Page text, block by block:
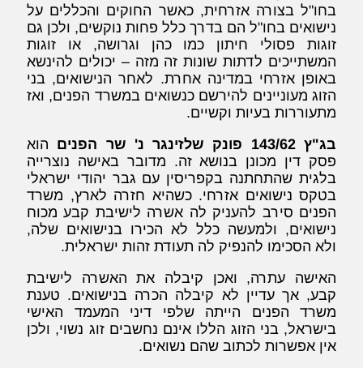
בחו"ל בצורה אזרחית, כאשר החוקים והכללים על
נישואים בחו"ל הם בדרך כלל פחות נוקשים, ולכן גם
זוגות פסולי חיתון כמו כהן וגרושה, או זוגות
המשתייכים לדתות שונות זה מזה – יכולים להינשא
באופן אזרחי במדינה אחרת. לאחר הנישואים, בני
הזוג מעוניינים להירשם כנשואים במשרד הפנים, ואז
מתעוררות בעיות וקשיים.
בג"ץ 143/62 פונק שלזינגר נ' שר הפנים
הוא
פסק דין מכונן בנושא זה. מדובר באישה נוצרייה
בלגית שהתחתנה בקפריסין עם גבר יהודי ישראלי
בטקס נישואים אזרחי. כשהיא חזרה לארץ, משרד
הפנים סירב להעניק לה אשרה לישיבת קבע מכוח
נישואים, ולמעשה כלל לא הכירו בנישואים שלה,
ולא הסכימו להנפיק לה תעודת זהות ישראלית.
האישה עתרה, ואכן קיבלה את האשרה לישיבת
קבע, אך עדיין לא קיבלה הכרה בנישואים. טענת
משרד הפנים הייתה שלפי דיני המעמד האישי
בישראל, בני הזוג הללו אינם נחשבים זוג נשוי, ולכן
אין אפשרות לכתוב שהם נשואים.